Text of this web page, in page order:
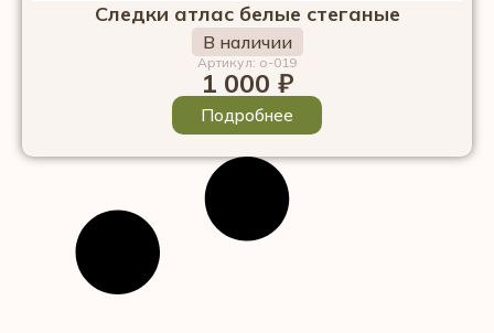
Следки атлас белые стеганые
В наличии
Артикул: о-019
1 000 ₽
Подробнее